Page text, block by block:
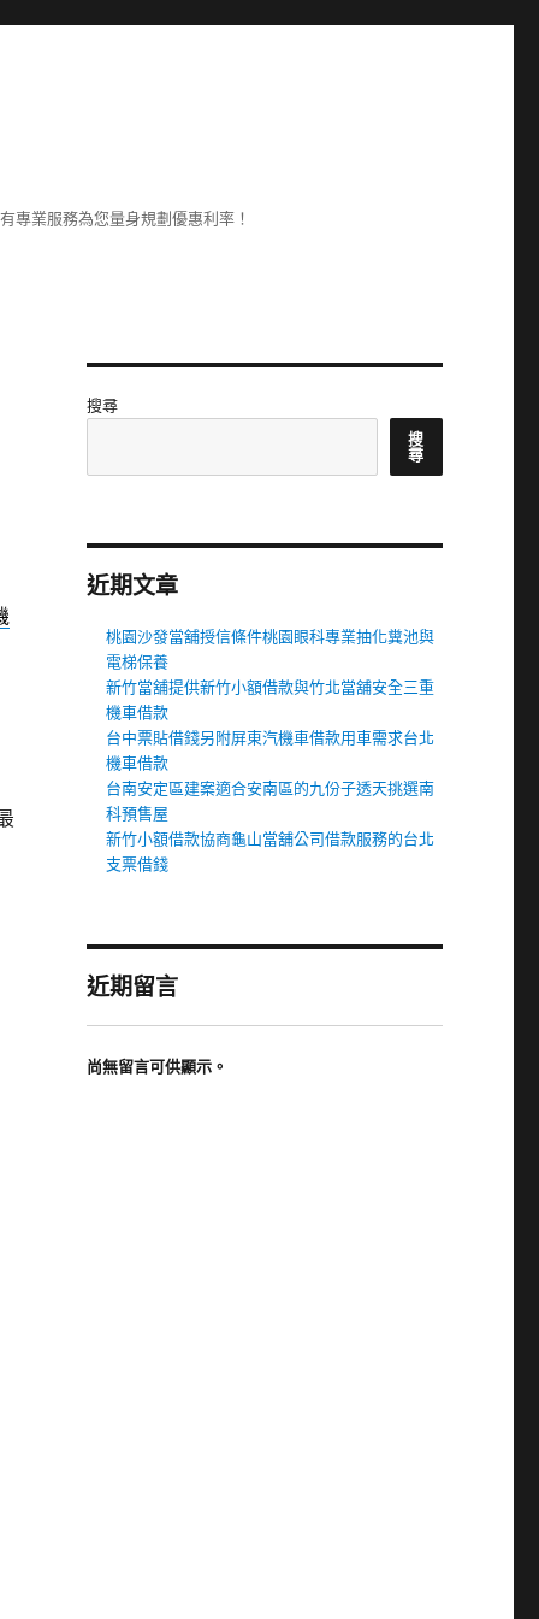
專業服務為您量身規劃優惠利率！
搜尋
搜
尋
近期文章
桃園沙發當舖授信條件桃園眼科專業抽化糞池與
電梯保養
新竹當舖提供新竹小額借款與竹北當舖安全三重
機車借款
台中票貼借錢另附屏東汽機車借款用車需求台北
機車借款
台南安定區建案適合安南區的九份子透天挑選南
科預售屋
新竹小額借款協商龜山當舖公司借款服務的台北
支票借錢
近期留言
尚無留言可供顯示。